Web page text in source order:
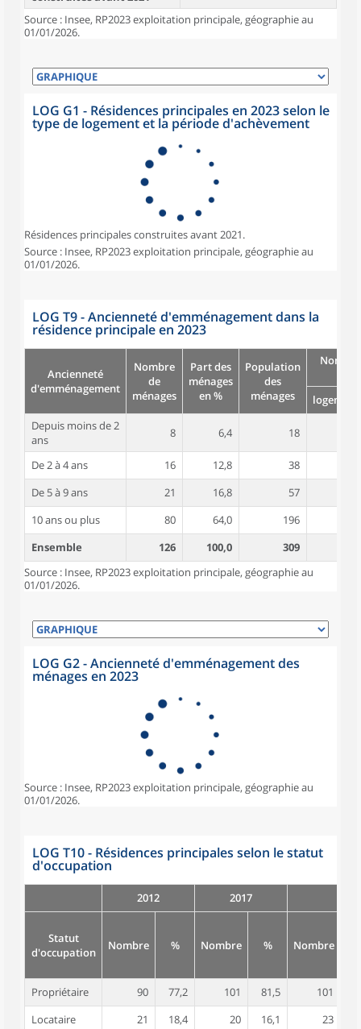
Source : Insee, RP2023 exploitation principale, géographie au
01/01/2026.
LOG G1 - Résidences principales en 2023 selon le
type de logement et la période d'achèvement
Résidences principales construites avant 2021.
Source : Insee, RP2023 exploitation principale, géographie au
01/01/2026.
LOG T9 - Ancienneté d'emménagement dans la
résidence principale en 2023
Ancienneté
d'emménagement
Nombre
de
ménages
Part des
ménages
en %
Population
des
ménages
logement
Depuis moins de 2
ans
8 6,4 18
De 2 à 4 ans 16 12,8 38
De 5 à 9 ans
21 16,8 57
10 ans ou plus
80 64,0 196
Ensemble
126 100,0 309
Source : Insee, RP2023 exploitation principale, géographie au
01/01/2026.
LOG G2 - Ancienneté d'emménagement des
ménages en 2023
Source : Insee, RP2023 exploitation principale, géographie au
01/01/2026.
LOG T10 - Résidences principales selon le statut
d'occupation
2012 2017
Statut
d'occupation
Nombre % Nombre % Nombre
Propriétaire 90 77,2 101 81,5 101
Locataire
21 18,4 20 16,1 23